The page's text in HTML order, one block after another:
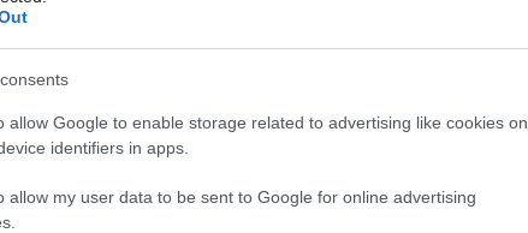
allow Google to enable storage related to advertising like cookies on
identifiers in apps.
allow my user data to be sent to Google for online advertising